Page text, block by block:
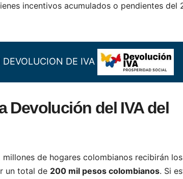
incentivos acumulados o pendientes del
DEVOLUCION DE IVA
Devolución del IVA del
de hogares colombianos recibirán los
un total de 200 mil pesos colombianos. Si